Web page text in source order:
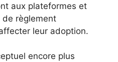
aux plateformes et
de règlement
leur adoption.
encore plus